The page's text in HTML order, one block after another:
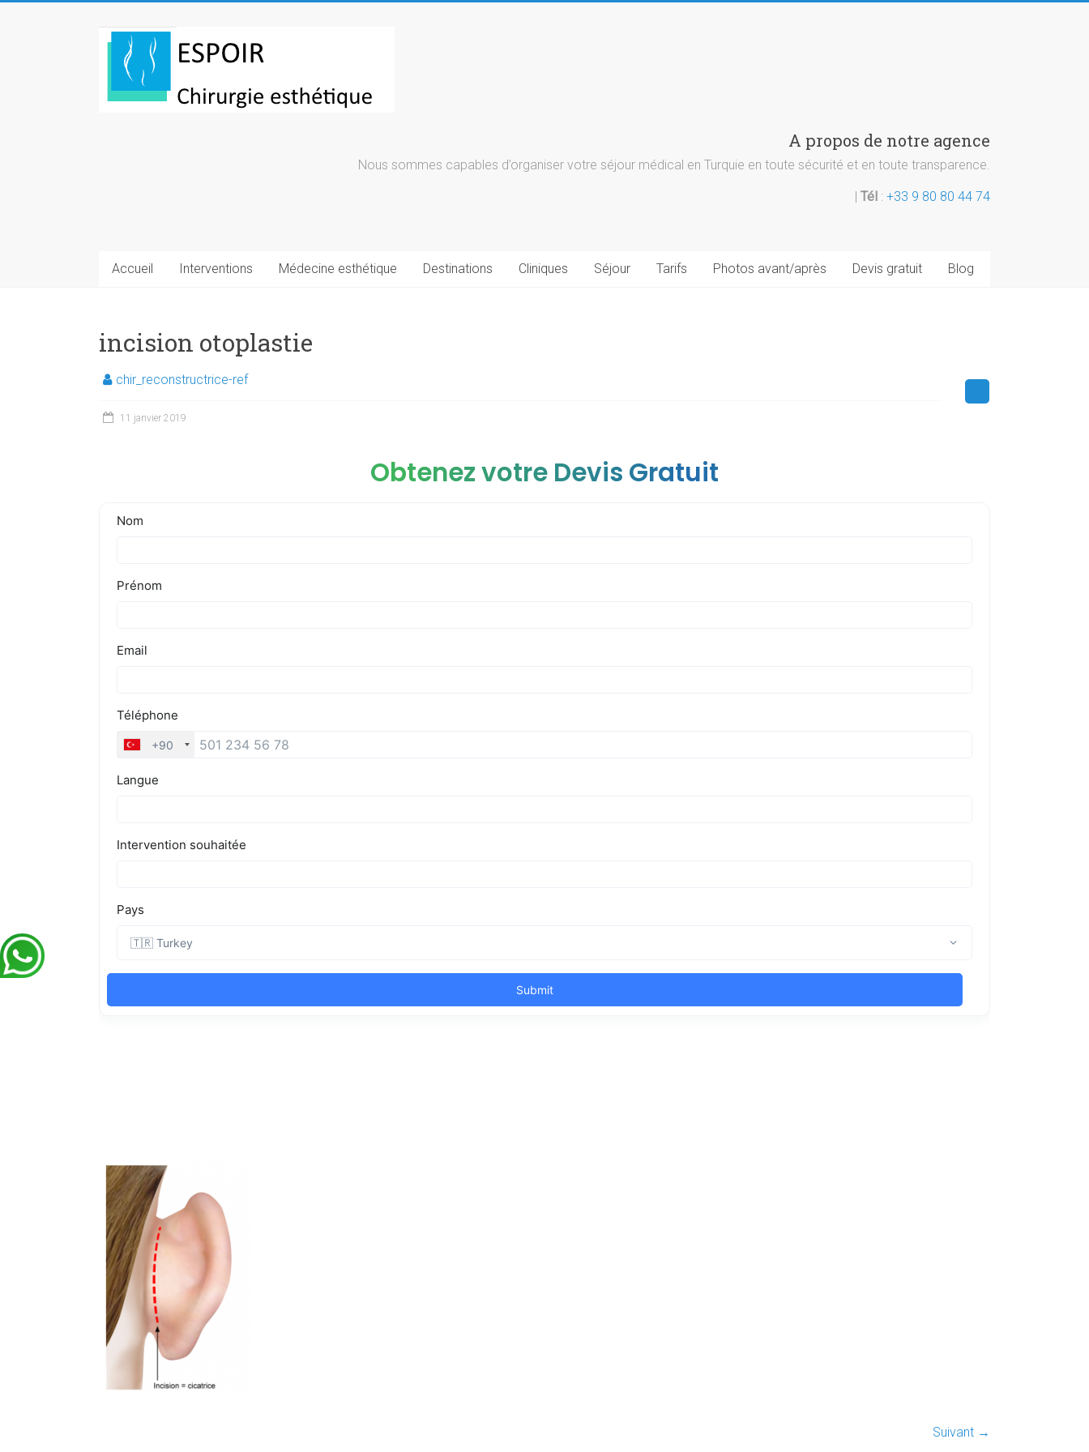
Chirurgie
esthetique
Turquie
A propos de notre agence
Nous sommes capables d’organiser votre séjour médical en Turquie en toute sécurité et en toute transparence.
| Tél : +33 9 80 80 44 74
Accueil Interventions Médecine esthétique Destinations Cliniques Séjour Tarifs Photos avant/après Devis gratuit Blog
incision otoplastie
chir_reconstructrice-ref
11 janvier 2019
Obtenez votre Devis Gratuit
Suivant →